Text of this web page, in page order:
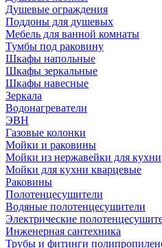
Душевые ограждения
Поддоны для душевых
Мебель для ванной комнаты
Тумбы под раковину
Шкафы напольные
Шкафы зеркальные
Шкафы навесные
Зеркала
Водонагреватели
ЭВН
Газовые колонки
Мойки и раковины
Мойки из нержавейки для кухни
Мойки для кухни кварцевые
Раковины
Полотенцесушители
Водяные полотенцесушители
Электрические
Инженерная сантехника
Трубы и фитинги